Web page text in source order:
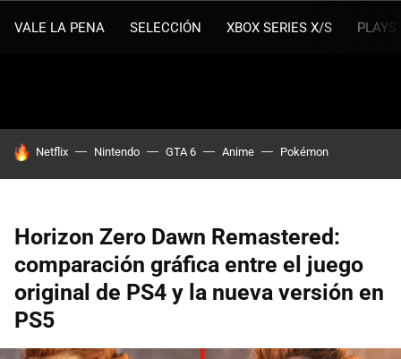
VALE LA PENA SELECCIÓN XBOX SERIES X/S
HOY SE HABLA DE
Netflix Nintendo GTA 6 Anime Pokémon
Horizon Zero Dawn Remastered:
comparación gráfica entre el juego
original de PS4 y la nueva versión en
PS5